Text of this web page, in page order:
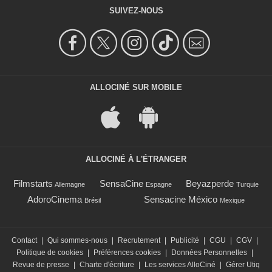
SUIVEZ-NOUS
ALLOCINÉ SUR MOBILE
ALLOCINÉ À L'ÉTRANGER
Filmstarts Allemagne SensaCine Espagne Beyazperde Turquie
AdoroCinema Brésil Sensacine México Mexique
Contact | Qui sommes-nous | Recrutement | Publicité | CGU | CGV |
Politique de cookies | Préférences cookies | Données Personnelles |
Revue de presse
| Charte d'écriture | Les services AlloCiné | Gérer Utiq